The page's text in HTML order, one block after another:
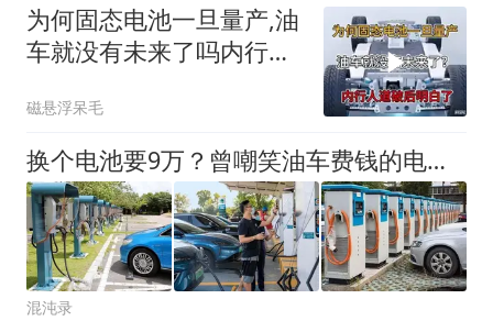
为何固态电池一旦量产,油
车就没有未来了吗内行人
磁悬浮呆毛
换个电池要9万？曾嘲笑油车费钱的电车车主，如今还笑得出来吗
混沌录